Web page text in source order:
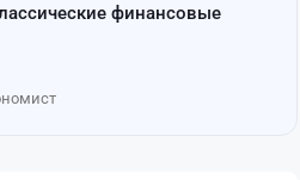
финансовые